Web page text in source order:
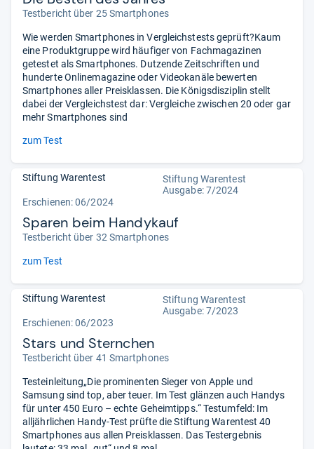
Testbericht über 25 Smartphones
Wie werden Smartphones in Vergleichstests geprüft?Kaum
eine Produktgruppe wird häufiger von Fachmagazinen
getestet als Smartphones. Dutzende Zeitschriften und
hunderte Onlinemagazine oder Videokanäle bewerten
Smartphones aller Preisklassen. Die Königsdisziplin stellt
dabei der Vergleichstest dar: Vergleiche zwischen 20 oder gar
mehr Smartphones sind
zum Test
Stiftung Warentest
Stiftung Warentest
Ausgabe: 7/2024
Erschienen: 06/2024
Sparen beim Handykauf
Testbericht über 32 Smartphones
zum Test
Stiftung Warentest
Stiftung Warentest
Ausgabe: 7/2023
Erschienen: 06/2023
Stars und Sternchen
Testbericht über 41 Smartphones
Testeinleitung„Die prominenten Sieger von Apple und
Samsung sind top, aber teuer. Im Test glänzen auch Handys
für unter 450 Euro – echte Geheimtipps.“ Testumfeld: Im
alljährlichen Handy-Test prüfte die Stiftung Warentest 40
Smartphones aus allen Preisklassen. Das Testergebnis